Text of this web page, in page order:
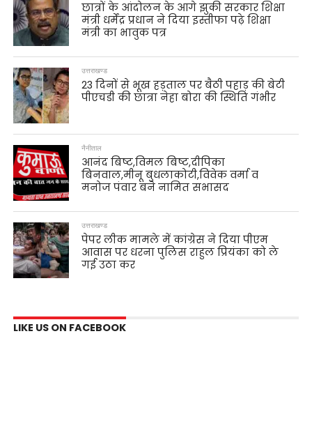
छात्रों के आंदोलन के आगे झुकी सरकार शिक्षा
मंत्री धर्मेंद्र प्रधान ने दिया इस्तीफा पढ़े शिक्षा
मंत्री का भावुक पत्र
उत्तराखण्ड
23 दिनों से भूख हड़ताल पर बैठी पहाड़ की बेटी
पीएचडी की छात्रा नेहा बोरा की स्थिति गंभीर
नैनीताल
आनंद बिष्ट,विमल बिष्ट,दीपिका
बिनवाल,मीनू बुधलाकोटी,विवेक वर्मा व
मनोज पंवार बने नामित सभासद
उत्तराखण्ड
पेपर लीक मामले में कांग्रेस ने दिया पीएम
आवास पर धरना पुलिस राहुल प्रियंका को ले
गई उठा कर
LIKE US ON FACEBOOK